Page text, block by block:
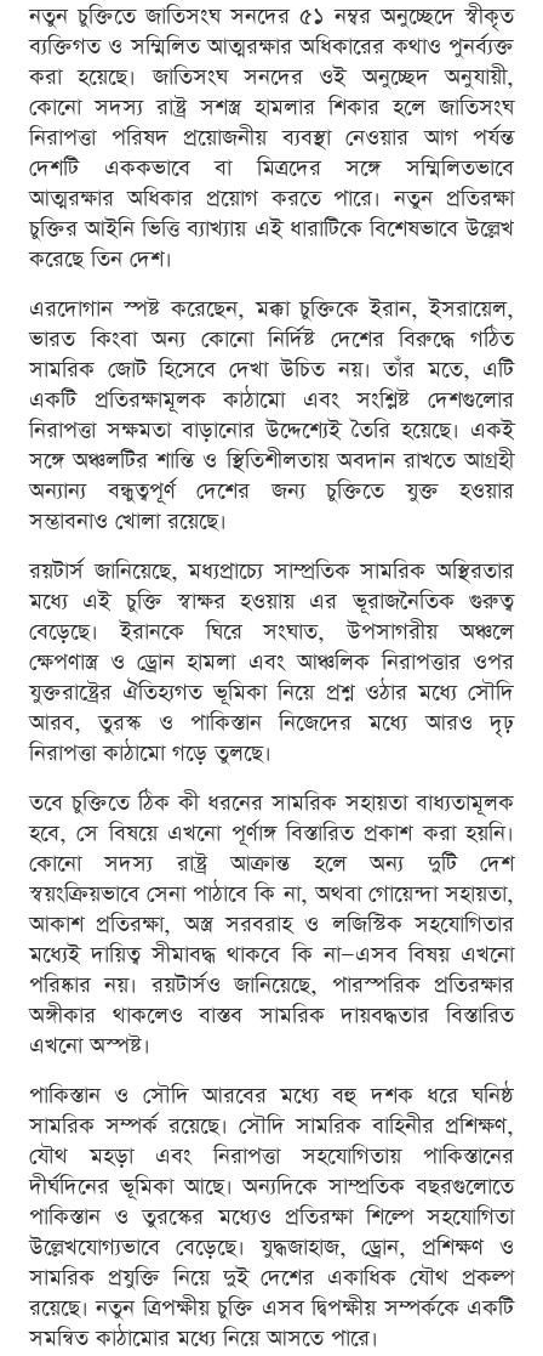
নতুন চুক্তিতে জাতিসংঘ সনদের ৫১ নম্বর অনুচ্ছেদে স্বীকৃত
ব্যক্তিগত ও সম্মিলিত আত্মরক্ষার অধিকারের কথাও পুনর্ব্যক্ত
করা হয়েছে। জাতিসংঘ সনদের ওই অনুচ্ছেদ অনুযায়ী,
কোনো সদস্য রাষ্ট্র সশস্ত্র হামলার শিকার হলে জাতিসংঘ
নিরাপত্তা পরিষদ প্রয়োজনীয় ব্যবস্থা নেওয়ার আগ পর্যন্ত
দেশটি এককভাবে বা মিত্রদের সঙ্গে সম্মিলিতভাবে
আত্মরক্ষার অধিকার প্রয়োগ করতে পারে। নতুন প্রতিরক্ষা
চুক্তির আইনি ভিত্তি ব্যাখ্যায় এই ধারাটিকে বিশেষভাবে উল্লেখ
করেছে তিন দেশ।
এরদোগান স্পষ্ট করেছেন, মক্কা চুক্তিকে ইরান, ইসরায়েল,
ভারত কিংবা অন্য কোনো নির্দিষ্ট দেশের বিরুদ্ধে গঠিত
সামরিক জোট হিসেবে দেখা উচিত নয়। তাঁর মতে, এটি
একটি প্রতিরক্ষামূলক কাঠামো এবং সংশ্লিষ্ট দেশগুলোর
নিরাপত্তা সক্ষমতা বাড়ানোর উদ্দেশ্যেই তৈরি হয়েছে। একই
সঙ্গে অঞ্চলটির শান্তি ও স্থিতিশীলতায় অবদান রাখতে আগ্রহী
অন্যান্য বন্ধুত্বপূর্ণ দেশের জন্য চুক্তিতে যুক্ত হওয়ার
সম্ভাবনাও খোলা রয়েছে।
রয়টার্স জানিয়েছে, মধ্যপ্রাচ্যে সাম্প্রতিক সামরিক অস্থিরতার
মধ্যে এই চুক্তি স্বাক্ষর হওয়ায় এর ভূরাজনৈতিক গুরুত্ব
বেড়েছে। ইরানকে ঘিরে সংঘাত, উপসাগরীয় অঞ্চলে
ক্ষেপণাস্ত্র ও ড্রোন হামলা এবং আঞ্চলিক নিরাপত্তার ওপর
যুক্তরাষ্ট্রের ঐতিহ্যগত ভূমিকা নিয়ে প্রশ্ন ওঠার মধ্যে সৌদি
আরব, তুরস্ক ও পাকিস্তান নিজেদের মধ্যে আরও দৃঢ়
নিরাপত্তা কাঠামো গড়ে তুলছে।
তবে চুক্তিতে ঠিক কী ধরনের সামরিক সহায়তা বাধ্যতামূলক
হবে, সে বিষয়ে এখনো পূর্ণাঙ্গ বিস্তারিত প্রকাশ করা হয়নি।
কোনো সদস্য রাষ্ট্র আক্রান্ত হলে অন্য দুটি দেশ
স্বয়ংক্রিয়ভাবে সেনা পাঠাবে কি না, অথবা গোয়েন্দা সহায়তা,
আকাশ প্রতিরক্ষা, অস্ত্র সরবরাহ ও লজিস্টিক সহযোগিতার
মধ্যেই দায়িত্ব সীমাবদ্ধ থাকবে কি না—এসব বিষয় এখনো
পরিষ্কার নয়। রয়টার্সও জানিয়েছে, পারস্পরিক প্রতিরক্ষার
অঙ্গীকার থাকলেও বাস্তব সামরিক দায়বদ্ধতার বিস্তারিত
এখনো অস্পষ্ট।
পাকিস্তান ও সৌদি আরবের মধ্যে বহু দশক ধরে ঘনিষ্ঠ
সামরিক সম্পর্ক রয়েছে। সৌদি সামরিক বাহিনীর প্রশিক্ষণ,
যৌথ মহড়া এবং নিরাপত্তা সহযোগিতায় পাকিস্তানের
দীর্ঘদিনের ভূমিকা আছে। অন্যদিকে সাম্প্রতিক বছরগুলোতে
পাকিস্তান ও তুরস্কের মধ্যেও প্রতিরক্ষা শিল্পে সহযোগিতা
উল্লেখযোগ্যভাবে বেড়েছে। যুদ্ধজাহাজ, ড্রোন, প্রশিক্ষণ ও
সামরিক প্রযুক্তি নিয়ে দুই দেশের একাধিক যৌথ প্রকল্প
রয়েছে। নতুন ত্রিপক্ষীয় চুক্তি এসব দ্বিপক্ষীয় সম্পর্ককে একটি
সমন্বিত কাঠামোর মধ্যে নিয়ে আসতে পারে।